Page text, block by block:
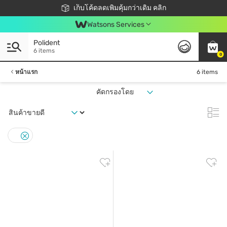
เก็บโค้ดลดเพิ่มคุ้มกว่าเดิม คลิก
ชอปออนไลน์ครั้งแรก ลดเพิ่มจุก ๆ 10%! 🎉
📦ส่งฟรี! เมื่อชอป 499฿
สมาชิกวัตสัน คลับดียังไง?
Watsons Services
0
Polident
6 items
หน้าแรก 6 items
คัดกรองโดย